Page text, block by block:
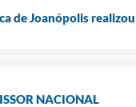
de Joanópolis
NACIONAL